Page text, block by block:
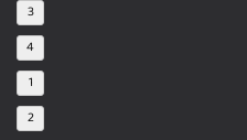
3
4
1
2